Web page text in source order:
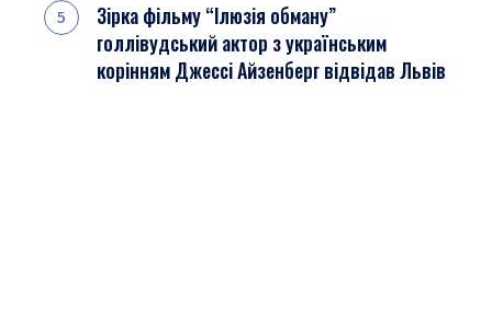
Зірка фільму “Ілюзія обману”
голлівудський актор з українським
корінням Джессі Айзенберг відвідав Львів